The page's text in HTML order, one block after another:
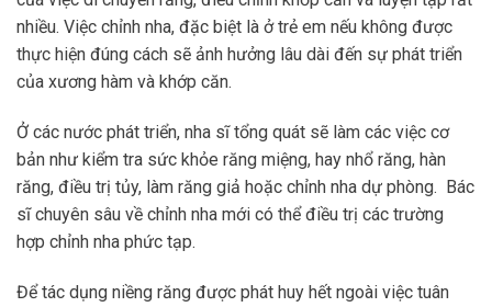
nhiều. Việc chỉnh nha, đặc biệt là ở trẻ em nếu không được
thực hiện đúng cách sẽ ảnh hưởng lâu dài đến sự phát triển
của xương hàm và khớp căn.
Ở các nước phát triển, nha sĩ tổng quát sẽ làm các việc cơ
bản như kiểm tra sức khỏe răng miệng, hay nhổ răng, hàn
răng, điều trị tủy, làm răng giả hoặc chỉnh nha dự phòng. Bác
sĩ chuyên sâu về chỉnh nha mới có thể điều trị các trường
hợp chỉnh nha phức tạp.
Để tác dụng niềng răng được phát huy hết ngoài việc tuân